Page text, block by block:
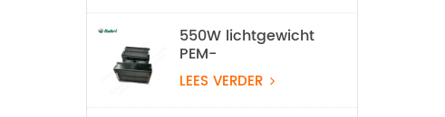
550W lichtgewicht
PEM-
waterstofbrandstofcel
voor UAV
LEES VERDER